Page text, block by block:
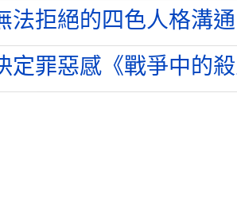
法拒絕的四色人格溝通
定罪惡感《戰爭中的